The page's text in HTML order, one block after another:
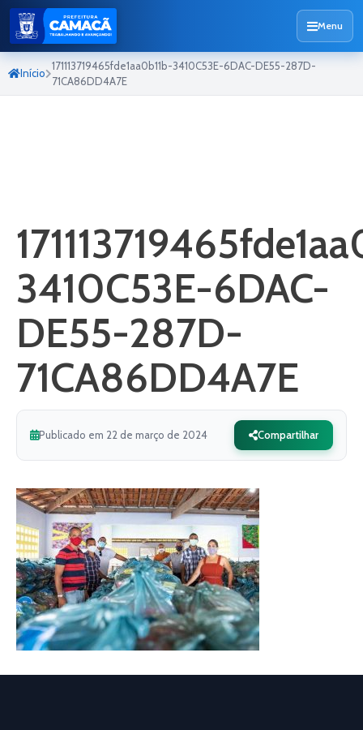
Menu
Início
171113719465fde1aa0b11b-3410C53E-6DAC-DE55-287D-
71CA86DD4A7E
3410C53E-6DAC-
DE55-287D-
71CA86DD4A7E
Publicado em 22 de março de 2024 Compartilhar